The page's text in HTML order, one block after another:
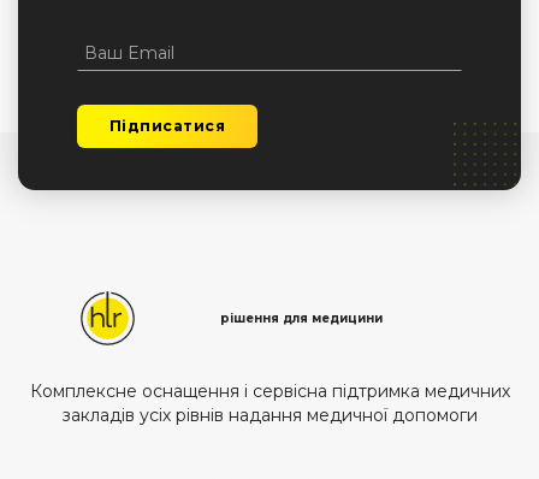
Підписатися
рішення для медицини
Комплексне оснащення і сервісна підтримка медичних
закладів усіх рівнів надання медичної допомоги